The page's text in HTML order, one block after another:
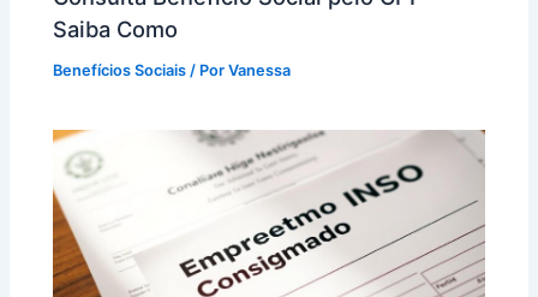
Saiba Como
Benefícios Sociais / PorVanessa